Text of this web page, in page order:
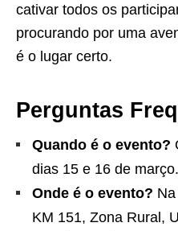
cativar todos os
procurando por uma
é o lugar certo.
Perguntas
Quando é o evento?
dias 15 e 16 de março.
Onde é o evento?
KM 151, Zona Rural,